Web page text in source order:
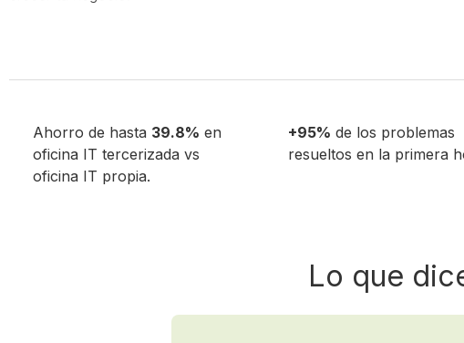
Ahorro de hasta 39.8% en
oficina IT tercerizada vs
oficina IT propia.
+95% de los problemas
resueltos en la primera
Lo que